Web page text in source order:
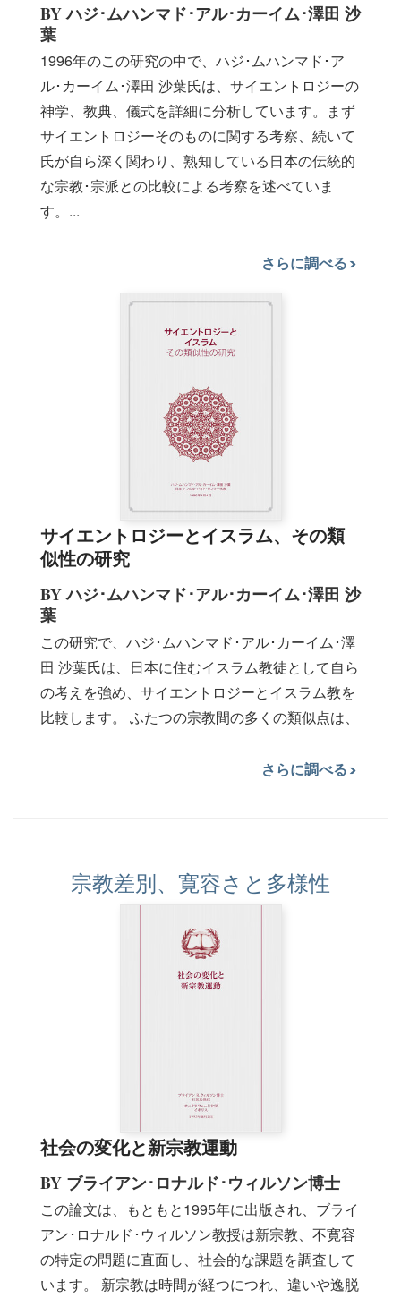
BY ハジ･ムハンマド･アル･カーイム･澤田 沙
葉
1996年のこの研究の中で、ハジ･ムハンマド･ア
ル･カーイム･澤田 沙葉氏は、サイエントロジーの
神学、教典、儀式を詳細に分析しています。まず
サイエントロジーそのものに関する考察、続いて
氏が自ら深く関わり、熟知している日本の伝統的
な宗教･宗派との比較による考察を述べていま
す。...
さらに調べる
サイエントロジーとイスラム、その類
似性の研究
BY ハジ･ムハンマド･アル･カーイム･澤田 沙
葉
この研究で、ハジ･ムハンマド･アル･カーイム･澤
田 沙葉氏は、日本に住むイスラム教徒として自ら
の考えを強め、サイエントロジーとイスラム教を
比較します。 ふたつの宗教間の多くの類似点は、
さらに調べる
宗教差別、寛容さと多様性
社会の変化と新宗教運動
BY ブライアン･ロナルド･ウィルソン博士
この論文は、もともと1995年に出版され、ブライ
アン･ロナルド･ウィルソン教授は新宗教、不寛容
の特定の問題に直面し、社会的な課題を調査して
います。 新宗教は時間が経つにつれ、違いや逸脱